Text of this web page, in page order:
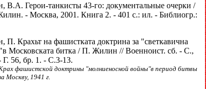
В.А. Герои-танкисты 43-го: документальные очерки /
- Москва, 2001. Книга 2. - 401 с.: ил. - Библиогр.:
П. Крахьт на фашистката доктрина за "светкавична
Московската битка / П. Жилин // Военноист. сб. - С.,
Г. 56, бр. 1. - С.3-13.
фашистской доктрины "молниеносной войны"в период битвы
Москву, 1941 г.